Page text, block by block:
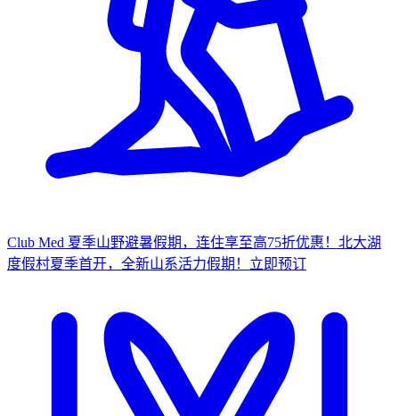
Club Med 夏季山野避暑假期，连住享至高75折优惠！ 北大湖
度假村夏季首开，全新山系活力假期！ 立 即预订